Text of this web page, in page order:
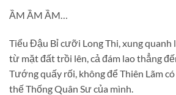
ẦM ẦM ẦM…
Tiểu Đậu Bỉ cưỡi Long Thi, xung quanh
từ mặt đất trồi lên, cả đám lao thẳng
Tướng quấy rối, không để Thiên Lãm
thế Thống Quân Sư của mình.